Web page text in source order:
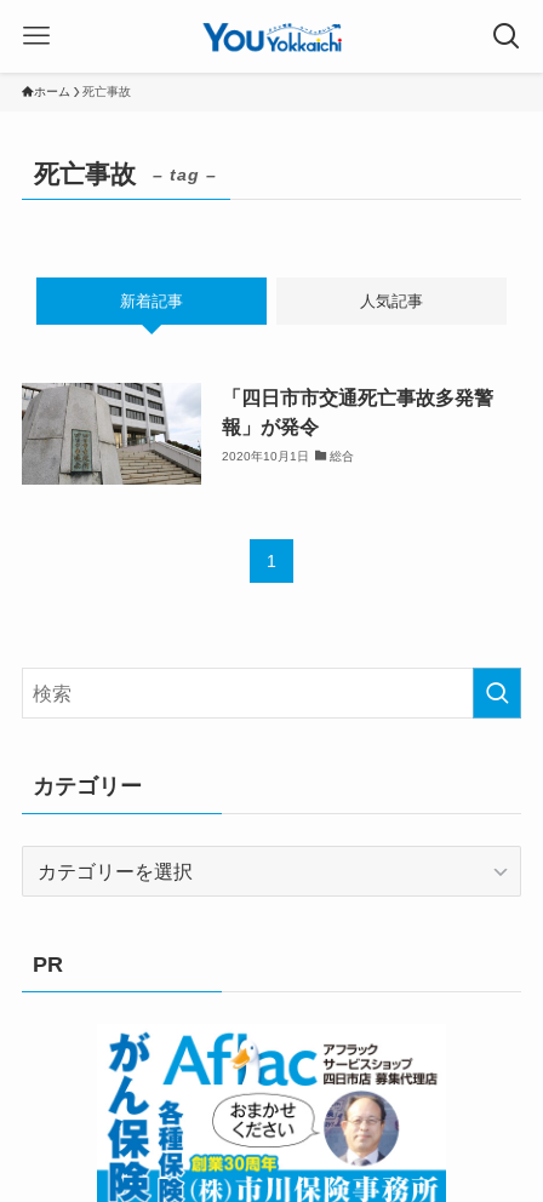
ホーム 死亡事故
死亡事故 – tag –
新着記事 人気記事
「四日市市交通死亡事故多発警
報」が発令
2020年10月1日 総合
1
カテゴリー
PR